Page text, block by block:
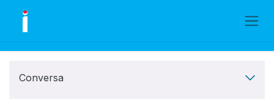
Skip to Content
Conversa